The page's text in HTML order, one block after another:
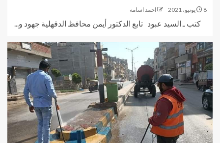
8 يونيو، 2021 احمد اسامه
كتب ـ السيد عبود تابع الدكتور أيمن محافظ الدقهلية جهود و...